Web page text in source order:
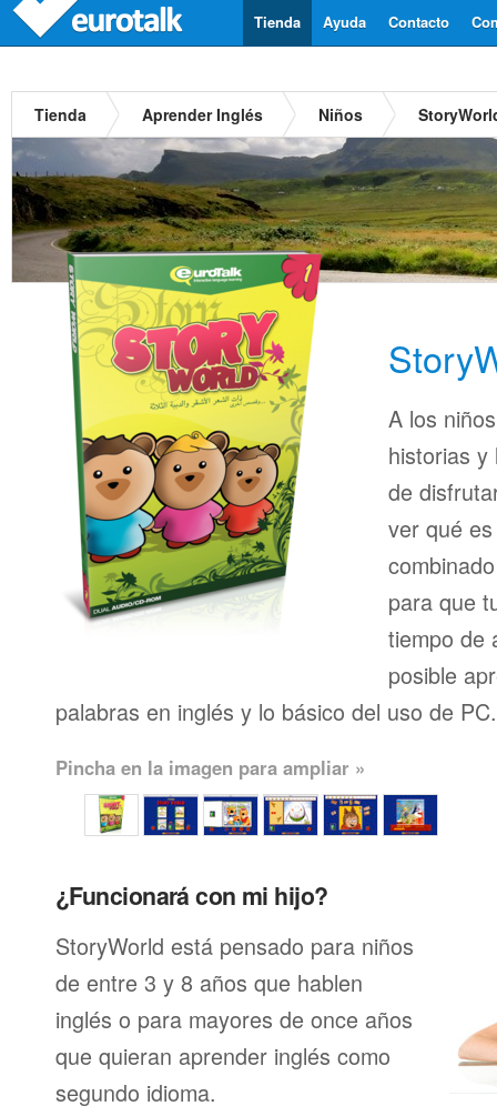
Contacto
Ayuda
Tienda
Tienda Aprender Inglés Niños
A los
historias y
de
ver qué
para que
tiempo de
posible
palabras en inglés y lo básico del uso de PC.
Pincha en la imagen para ampliar »
¿Funcionará con mi hijo?
StoryWorld está pensado para niños
de entre 3 y 8 años que hablen
inglés o para mayores de once años
que quieran aprender inglés como
segundo idioma.